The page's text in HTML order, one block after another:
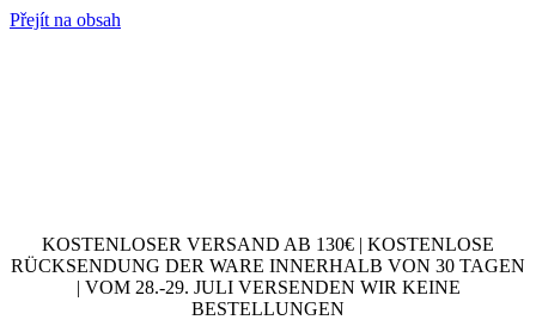
Přejít na obsah
KOSTENLOSER VERSAND AB 130€ | KOSTENLOSE
RÜCKSENDUNG DER WARE INNERHALB VON 30 TAGEN
| VOM 28.-29. JULI VERSENDEN WIR KEINE
BESTELLUNGEN